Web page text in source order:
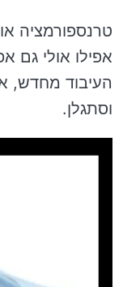
טרנספורמציה
אפילו אולי גם
העיבוד מחדש,
וסתגלן.